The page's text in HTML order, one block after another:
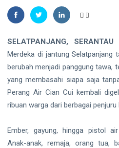
Puisi Dodi
Irawan
Bakaghojoo
Rapat
Paripurna
HUT Riau di
Gedung
DPRD
BATAM
10.000
Peserta
Meriahkan
Budaya
di Batam
09
2026
44
Siak Sri Indrapura
SELATPANJANG, SERANTAU
Merdeka di jantung Selatpanjang
berubah menjadi panggung tawa,
yang membasahi siapa saja
Perang Air Cian Cui kembali
ribuan warga dari berbagai penjuru
Ember, gayung, hingga pistol
Anak-anak, remaja, orang tua,